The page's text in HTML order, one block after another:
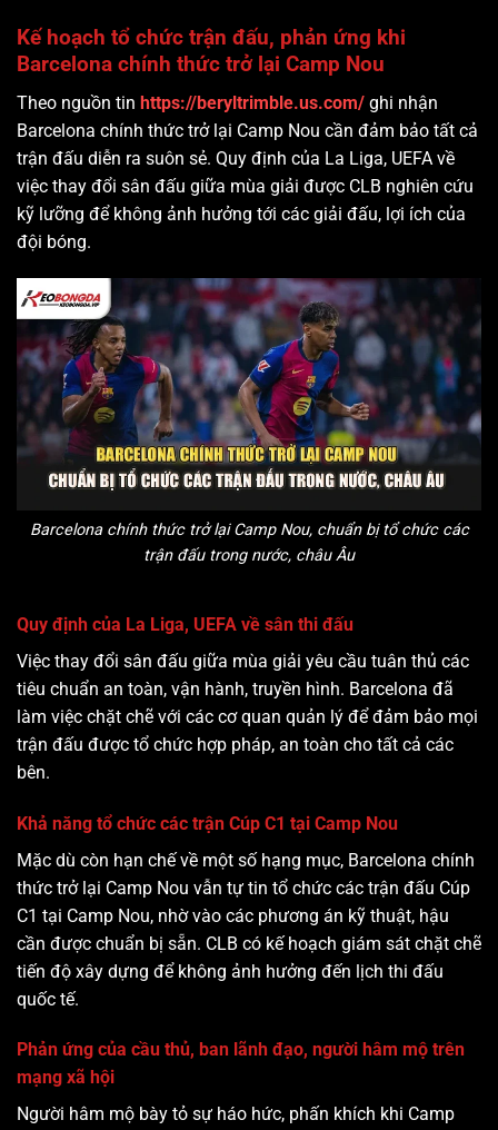
Kế hoạch tổ chức trận đấu, phản ứng khi
Barcelona chính thức trở lại Camp Nou
Theo nguồn tin https://beryltrimble.us.com/ ghi nhận
Barcelona chính thức trở lại Camp Nou cần đảm bảo tất cả
trận đấu diễn ra suôn sẻ. Quy định của La Liga, UEFA về
việc thay đổi sân đấu giữa mùa giải được CLB nghiên cứu
kỹ lưỡng để không ảnh hưởng tới các giải đấu, lợi ích của
đội bóng.
Barcelona chính thức trở lại Camp Nou, chuẩn bị tổ chức các
trận đấu trong nước, châu Âu
Quy định của La Liga, UEFA về sân thi đấu
Việc thay đổi sân đấu giữa mùa giải yêu cầu tuân thủ các
tiêu chuẩn an toàn, vận hành, truyền hình. Barcelona đã
làm việc chặt chẽ với các cơ quan quản lý để đảm bảo mọi
trận đấu được tổ chức hợp pháp, an toàn cho tất cả các
bên.
Khả năng tổ chức các trận Cúp C1 tại Camp Nou
Mặc dù còn hạn chế về một số hạng mục, Barcelona chính
thức trở lại Camp Nou vẫn tự tin tổ chức các trận đấu Cúp
C1 tại Camp Nou, nhờ vào các phương án kỹ thuật, hậu
cần được chuẩn bị sẵn. CLB có kế hoạch giám sát chặt chẽ
tiến độ xây dựng để không ảnh hưởng đến lịch thi đấu
quốc tế.
Phản ứng của cầu thủ, ban lãnh đạo, người hâm mộ trên
mạng xã hội
Người hâm mộ bày tỏ sự háo hức, phấn khích khi Camp